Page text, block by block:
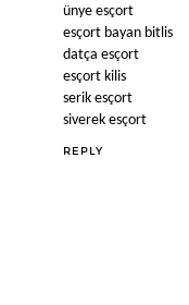
ünye esçort
esçort bayan bitlis
datça esçort
esçort kilis
serik esçort
siverek esçort
REPLY